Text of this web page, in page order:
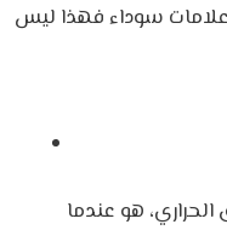
سوداء فهذا ليس
هو عندما